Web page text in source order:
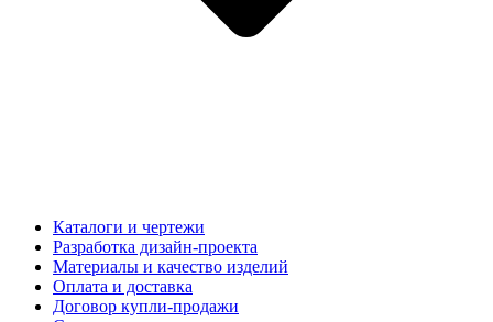
Каталоги и чертежи
Разработка дизайн-проекта
Материалы и качество изделий
Оплата и доставка
Договор купли-продажи